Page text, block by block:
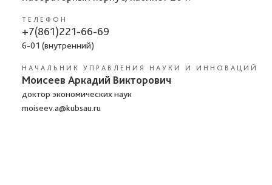
ТЕЛЕФОН
+7(861)221-66-69
6-01 (внутренний)
НАЧАЛЬНИК УПРАВЛЕНИЯ НАУКИ И ИННОВАЦИЙ
Моисеев Аркадий Викторович
доктор экономических наук
moiseev.a@kubsau.ru